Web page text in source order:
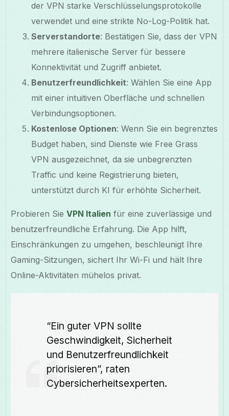
der VPN starke Verschlüsselungsprotokolle
verwendet und eine strikte No-Log-Politik hat.
Serverstandorte: Bestätigen Sie, dass der VPN
mehrere italienische Server für bessere
Konnektivität und Zugriff anbietet.
Benutzerfreundlichkeit: Wählen Sie eine App
mit einer intuitiven Oberfläche und schnellen
Verbindungsoptionen.
Kostenlose Optionen: Wenn Sie ein begrenztes
Budget haben, sind Dienste wie Free Grass
VPN ausgezeichnet, da sie unbegrenzten
Traffic und keine Registrierung bieten,
unterstützt durch KI für erhöhte Sicherheit.
Probieren SieVPN Italien für eine zuverlässige und
benutzerfreundliche Erfahrung. Die App hilft,
Einschränkungen zu umgehen, beschleunigt Ihre
Gaming-Sitzungen, sichert Ihr Wi-Fi und hält Ihre
Online-Aktivitäten mühelos privat.
“Ein guter VPN sollte
Geschwindigkeit, Sicherheit
und Benutzerfreundlichkeit
priorisieren”, raten
Cybersicherheitsexperten.